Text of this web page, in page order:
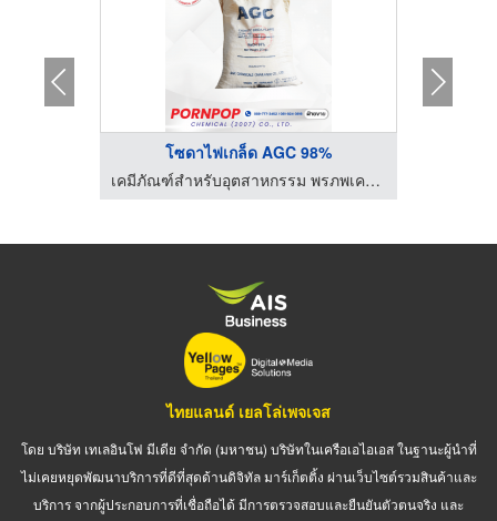
โซดาไฟเกล็ด AGC 98%
เคมีภัณฑ์สำหรับอุตสาหกรรม พรภพเคมีคอล
ไทยแลนด์ เยลโล่เพจเจส
โดย บริษัท เทเลอินโฟ มีเดีย จำกัด (มหาชน) บริษัทในเครือเอไอเอส ในฐานะผู้นำที่
ไม่เคยหยุดพัฒนาบริการที่ดีที่สุดด้านดิจิทัล มาร์เก็ตติ้ง ผ่านเว็บไซต์รวมสินค้าและ
บริการ จากผู้ประกอบการที่เชื่อถือได้ มีการตรวจสอบและยืนยันตัวตนจริง และ